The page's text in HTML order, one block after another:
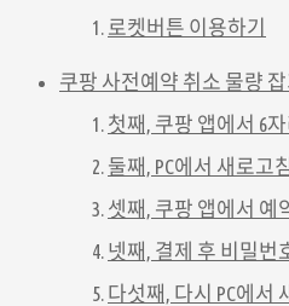
로켓버튼 이용하기
쿠팡 사전예약 취소 물량 잡
첫째, 쿠팡 앱에서 6
둘째, PC에서 새로고
셋째, 쿠팡 앱에서 예
넷째, 결제 후 비밀번
다섯째, 다시 PC에서